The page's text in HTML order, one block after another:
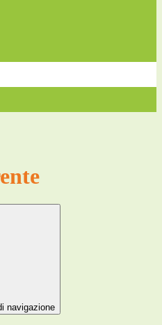
navigazione